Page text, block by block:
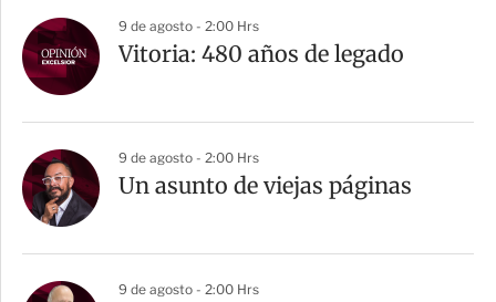
9 de agosto - 2:00 Hrs
Vitoria: 480 años de legado
9 de agosto - 2:00 Hrs
Un asunto de viejas páginas
9 de agosto - 2:00 Hrs